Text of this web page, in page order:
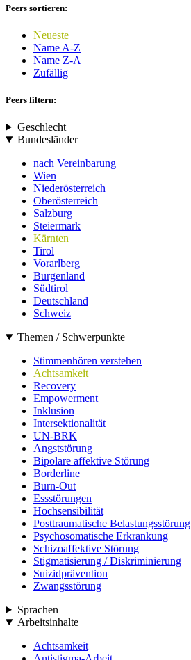
Peers sortieren:
Neueste
Name A-Z
Name Z-A
Zufällig
Peers filtern:
Geschlecht
Bundesländer
nach Vereinbarung
Wien
Niederösterreich
Oberösterreich
Salzburg
Steiermark
Kärnten
Tirol
Vorarlberg
Burgenland
Südtirol
Deutschland
Schweiz
Themen / Schwerpunkte
Stimmenhören verstehen
Achtsamkeit
Recovery
Empowerment
Inklusion
Intersektionalität
UN-BRK
Angststörung
Bipolare affektive Störung
Borderline
Burn-Out
Essstörungen
Hochsensibilität
Posttraumatische Belastungsstörung
Psychosomatische Erkrankung
Schizoaffektive Störung
Stigmatisierung / Diskriminierung
Suizidprävention
Zwangsstörung
Sprachen
Arbeitsinhalte
Achtsamkeit